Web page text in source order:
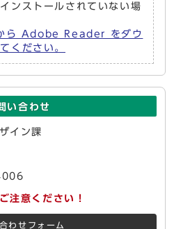
ンストールされていない場
ら Adobe Reader をダウ
ください。
い合わせ
イン課
注意ください！
わせフォーム